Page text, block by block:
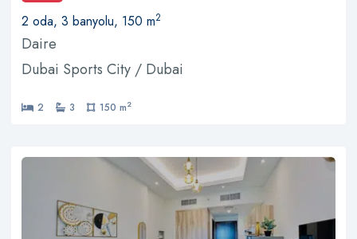
2 oda, 3 banyolu, 150 m2
Daire
Dubai Sports City / Dubai
2 3 150 m2